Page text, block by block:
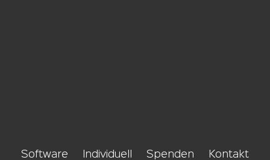
Software Individuell Spenden
Kontakt